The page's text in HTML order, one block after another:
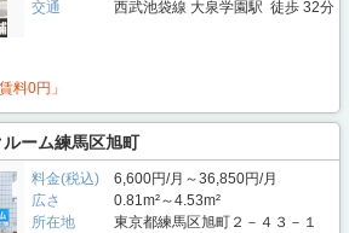
交通
西武池袋線 大泉学園駅 徒歩 32分
料0円」
ーム練馬区旭町
料金(税込)
6,600円/月～36,850円/月
広さ
0.81m²～4.53m²
所在地
東京都練馬区旭町２－４３－１